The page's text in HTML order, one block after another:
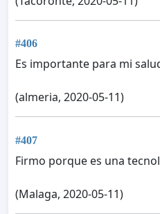
#406
Es importante para mi
(almeria, 2020-05-11)
#407
Firmo porque es una
(Malaga, 2020-05-11)